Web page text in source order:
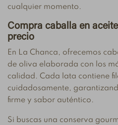
cualquier momento.
Compra caballa en
precio
En La Chanca, ofrecemos
de oliva elaborada con los
calidad. Cada lata contiene
cuidadosamente,
firme y sabor auténtico.
Si buscas una conserva